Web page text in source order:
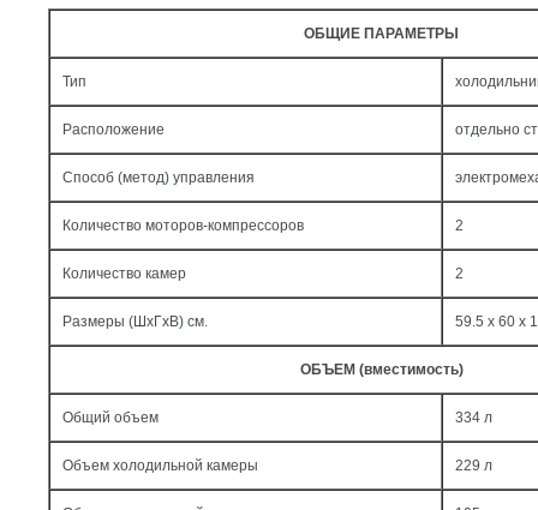
ОБЩИЕ ПАРАМЕТРЫ
Тип
Расположение отдельно
Способ (метод) управления
Количество моторов-компрессоров 2
Количество камер 2
Размеры (ШxГxВ) см. 59.5 x 60 x
ОБЪЕМ (вместимость)
Общий объем 334 л
Объем холодильной камеры 229 л